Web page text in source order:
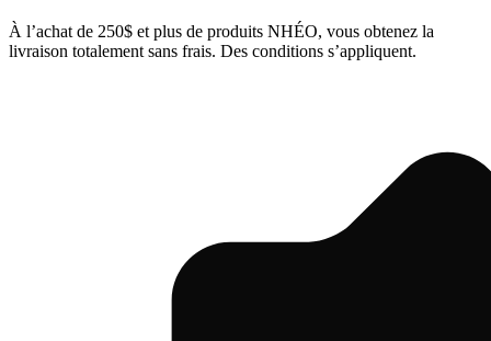
À l’achat de 250$ et plus de produits NHÉO, vous obtenez la
livraison totalement sans frais. Des conditions s’appliquent.